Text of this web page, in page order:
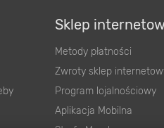
Zwroty sklep internetowy
Program lojalnościowy
Aplikacja Mobilna
Strefa Marek